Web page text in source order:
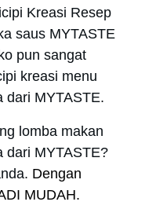
Kreasi Resep
saus MYTASTE
pun sangat
kreasi menu
dari MYTASTE.
lomba makan
dari MYTASTE?
Dengan
MUDAH.